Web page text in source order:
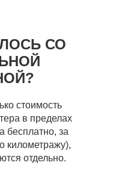
СО
стоимость
в пределах
бесплатно, за
километражу),
отдельно.